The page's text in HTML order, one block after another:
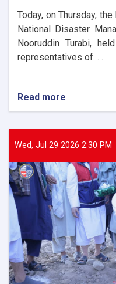
Today, on Thursday,
National Disaster
Nooruddin Turabi,
representatives of. . .
Read more
The
General
of
held
a
meeting
with
of
and
domestic
Wed, Jul 29 2026 2:30 PM